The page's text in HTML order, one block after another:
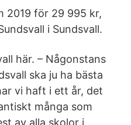
2019 för 29 995 kr,
i Sundsvall.
här. – Någonstans
ska ju ha bästa
vi haft i ett år, det
många som
av alla skolor i